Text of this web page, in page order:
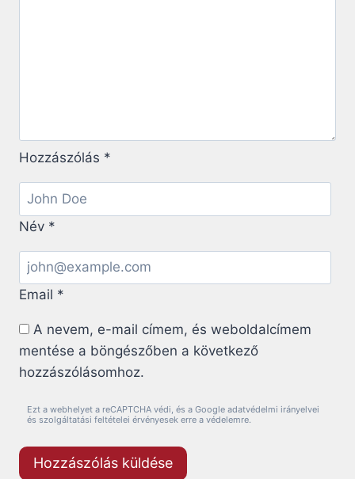
Hozzászólás *
Név *
Email *
A nevem, e-mail címem, és weboldalcímem
mentése a böngészőben a következő
hozzászólásomhoz.
Ezt a webhelyet a reCAPTCHA védi, és a Google adatvédelmi irányelvei
és szolgáltatási feltételei érvényesek erre a védelemre.